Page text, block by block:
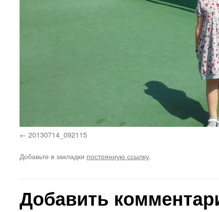
20130714_092115
Добавьте в закладки постоянную ссылку.
Добавить